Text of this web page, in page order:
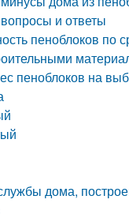
и ответы
пеноблоков по
пеноблоков на
дома,